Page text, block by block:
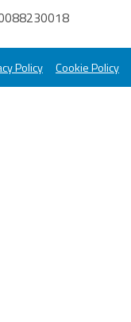
Policy Cookie Policy